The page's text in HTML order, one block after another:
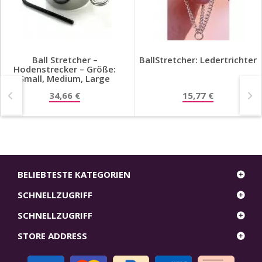
auf diese Weise foltern zu lassen ?
Ball Stretcher –
Hodenstrecker – Größe:
Small, Medium, Large
34,66 €
BallStretcher: Ledertrichter
15,77 €
BELIEBTESTE KATEGORIEN
SCHNELLZUGRIFF
SCHNELLZUGRIFF
STORE ADDRESS